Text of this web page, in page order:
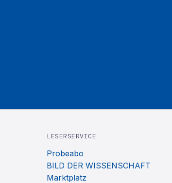
LESERSERVICE
Probeabo
BILD DER WISSENSCHAFT
Marktplatz